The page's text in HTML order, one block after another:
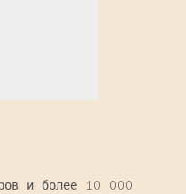
и более 10 000